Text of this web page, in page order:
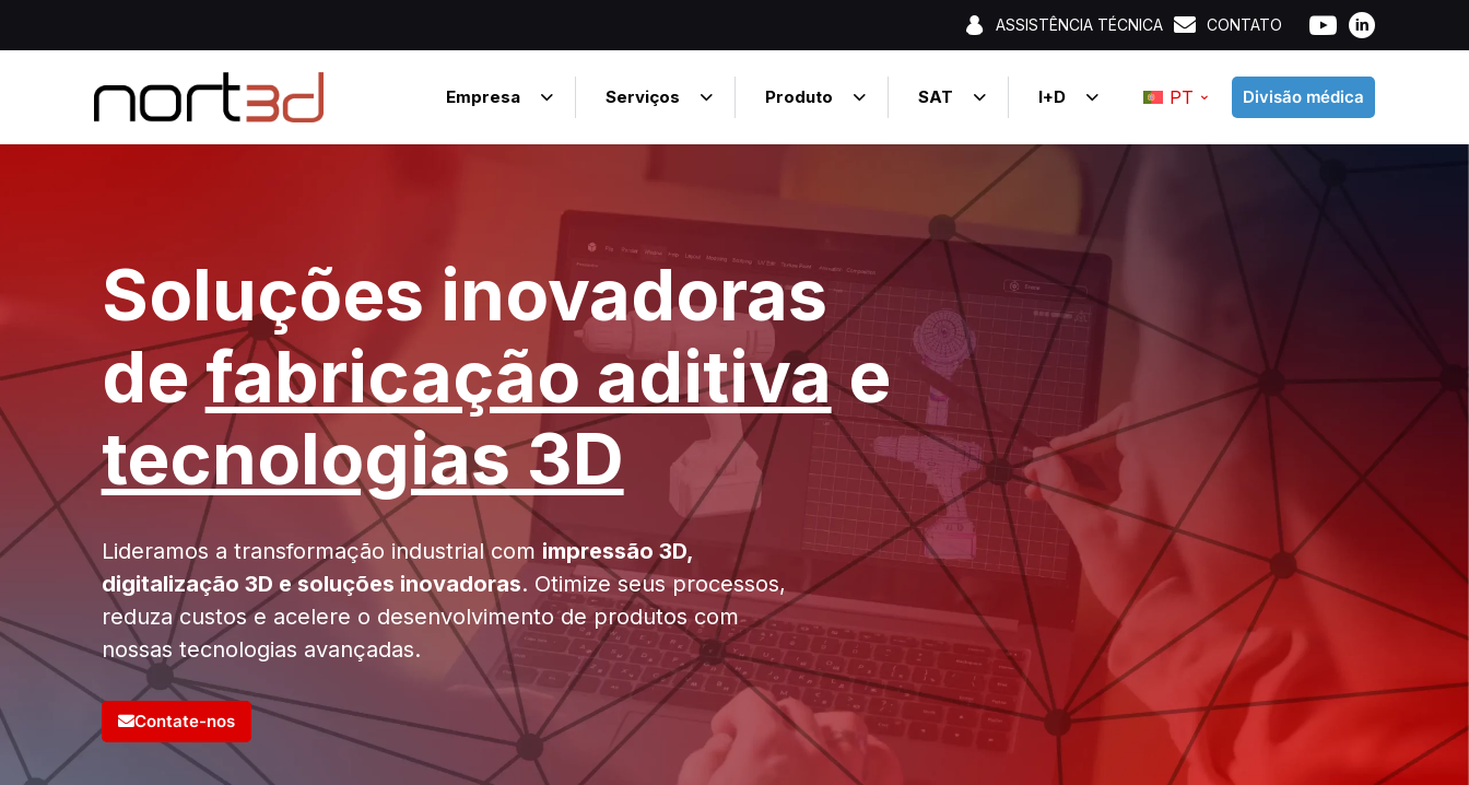
ASSISTÊNCIA TÉCNICA CONTATO
Empresa Serviços Produto SAT I+D PT Divisão médica
Soluções inovadoras
defabricação aditivae
tecnologias 3D
Lideramos a transformação industrial com impressão 3D,
digitalização 3D e soluções inovadoras. Otimize seus processos,
reduza custos e acelere o desenvolvimento de produtos com
nossas tecnologias avançadas.
Contate-nos